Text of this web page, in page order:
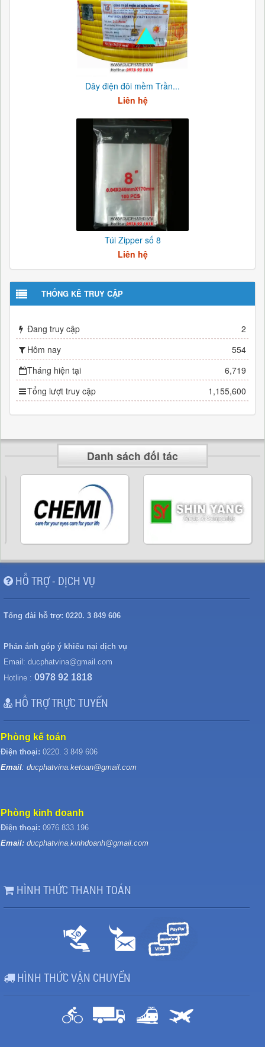
Dây điện đôi mềm Trần...
Liên hệ
Túi Zipper số 8
Liên hệ
THỐNG KÊ TRUY CẬP
Đang truy cập
2
Hôm nay
554
Tháng hiện tại
6,719
Tổng lượt truy cập
1,155,600
Danh sách đối tác
HỖ TRỢ - DỊCH VỤ
Tổng đài hỗ trợ: 0220. 3 849 606
Phản ánh góp ý khiếu nại dịch vụ
Email: ducphatvina@gmail.com
Hotline : 0978 92 1818
HỖ TRỢ TRỰC TUYẾN
Phòng kế toán
Điện thoại: 0220. 3 849 606
Email: ducphatvina.ketoan@gmail.com
Phòng kinh doanh
Điện thoại: 0976.833.196
Email: ducphatvina.kinhdoanh@gmail.com
HÌNH THỨC THANH TOÁN
HÌNH THỨC VẬN CHUYỂN